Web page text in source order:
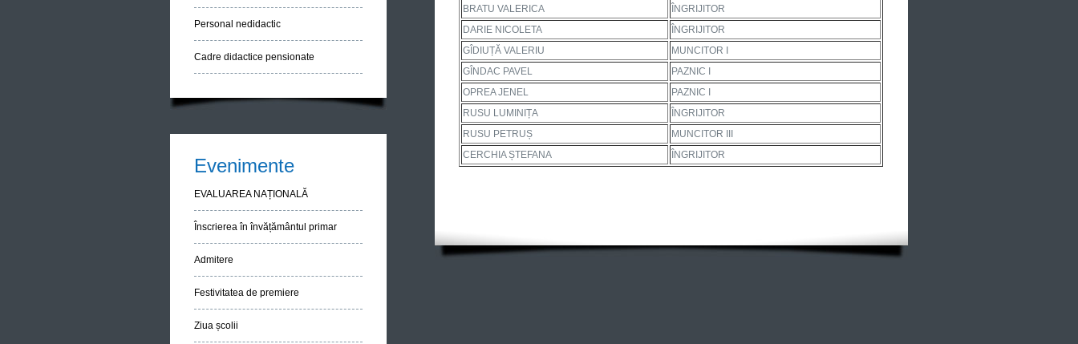
Personal nedidactic
Cadre didactice pensionate
Evenimente
EVALUAREA NAȚIONALĂ
Înscrierea în învățământul primar
Admitere
Festivitatea de premiere
Ziua școlii
BRATU VALERICA
ÎNGRIJITOR
DARIE NICOLETA
ÎNGRIJITOR
GÎDIUȚĂ VALERIU
MUNCITOR I
GÎNDAC PAVEL
PAZNIC I
OPREA JENEL
PAZNIC I
RUSU LUMINIȚA
ÎNGRIJITOR
RUSU PETRUȘ
MUNCITOR III
CERCHIA ȘTEFANA
ÎNGRIJITOR